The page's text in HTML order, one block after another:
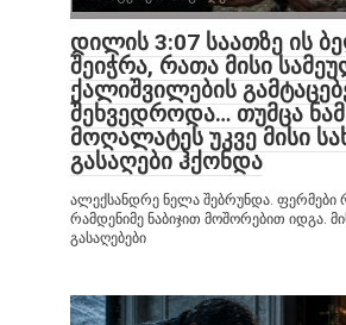
დილის 3:07 საათზე ის
შეიჭრა, რათა მისი
ქალიშვილების
შეხვედროდა… თუმცა
მოღალატეს უკვე მისი
გასაღები ჰქონდა
ალექსანდრე ნელა შებრუნდა.
რამდენიმე ნაბიჯით მოშორებით იდგა.
გასაღებები